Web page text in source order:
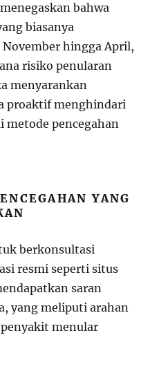
bahwa
biasanya
hingga April,
risiko penularan
menyarankan
proaktif menghindari
metode pencegahan
YANG
berkonsultasi
resmi seperti situs
saran
yang meliputi arahan
menular